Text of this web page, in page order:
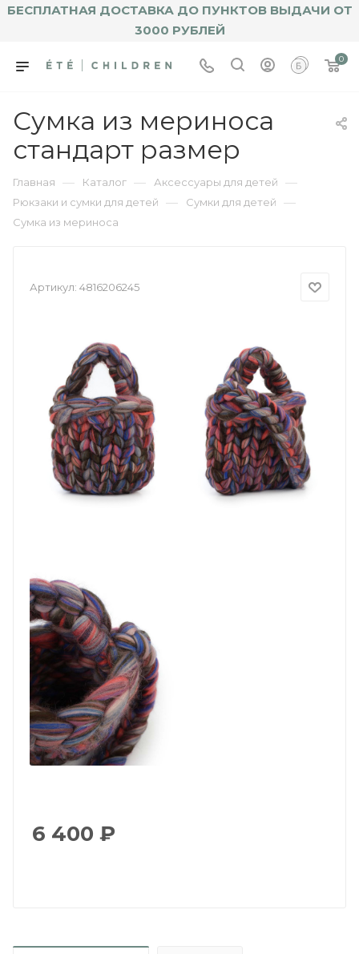
БЕСПЛАТНАЯ ДОСТАВКА ДО ПУНКТОВ ВЫДАЧИ ОТ
3000 РУБЛЕЙ
0
Сумка из мериноса
стандарт размер
Главная — Каталог — Аксессуары для детей —
Рюкзаки и сумки для детей — Сумки для детей —
Сумка из мериноса
Артикул: 4816206245
6 400 ₽